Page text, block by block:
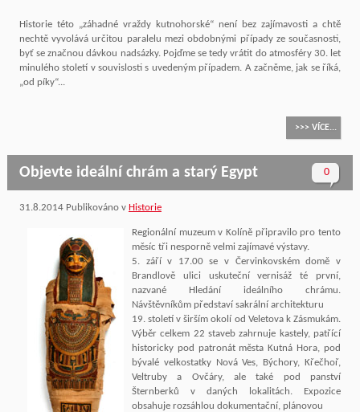
Historie této „záhadné vraždy kutnohorské“ není bez zajímavosti a chtě
nechtě vyvolává určitou paralelu mezi obdobnými případy ze současnosti,
byť se značnou dávkou nadsázky. Pojďme se tedy vrátit do atmosféry 30. let
minulého století v souvislosti s uvedeným případem. A začněme, jak se říká,
„od píky“...
>>> VÍCE...
0
Objevte ideální chrám a starý Egypt
31.8.2014Publikováno v Historie
Regionální muzeum v Kolíně připravilo pro tento
měsíc tři nesporně velmi zajímavé výstavy.
5. září v 17.00 se v Červinkovském domě v
Brandlově ulici uskuteční vernisáž té první,
nazvané Hledání ideálního chrámu.
Návštěvníkům představí sakrální architekturu
19. století v širším okolí od Veletova k Zásmukám.
Výběr celkem 22 staveb zahrnuje kastely, patřící
historicky pod patronát města Kutná Hora, pod
bývalé velkostatky Nová Ves, Býchory, Křečhoř,
Veltruby a Ovčáry, ale také pod panství
Šternberků v daných lokalitách. Expozice
obsahuje rozsáhlou dokumentační, plánovou